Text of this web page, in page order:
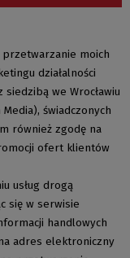
przetwarzanie moich
działalności
we Wrocławiu
świadczonych
również zgodę na
ofert klientów
usług drogą
się w serwisie
handlowych
adres elektroniczny